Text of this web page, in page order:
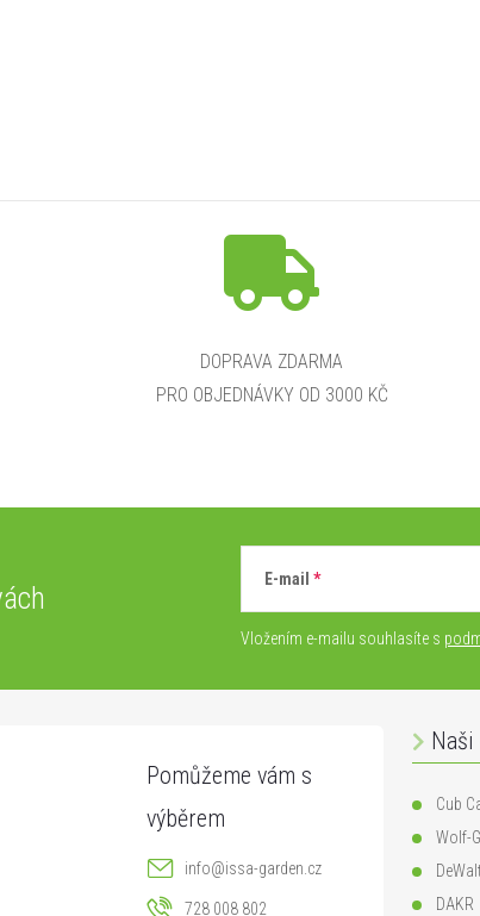
DOPRAVA ZDARMA
PRO OBJEDNÁVKY OD 3000 KČ
E-mail
Vložením e-mailu souhlasíte s
info@issa-garden.cz
728 008 802
Naši
Cub
Wolf-
DAKR